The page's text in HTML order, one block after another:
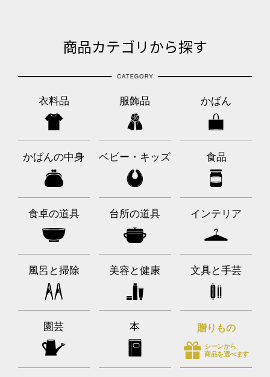
商品カテゴリから探す
衣料品 服飾品 かばん
かばんの中身 ベビー・キッズ 食品
食卓の道具 台所の道具 インテリア
風呂と掃除 美容と健康 文具と手芸
園芸 本 贈りもの
シーンから
商品を選べます